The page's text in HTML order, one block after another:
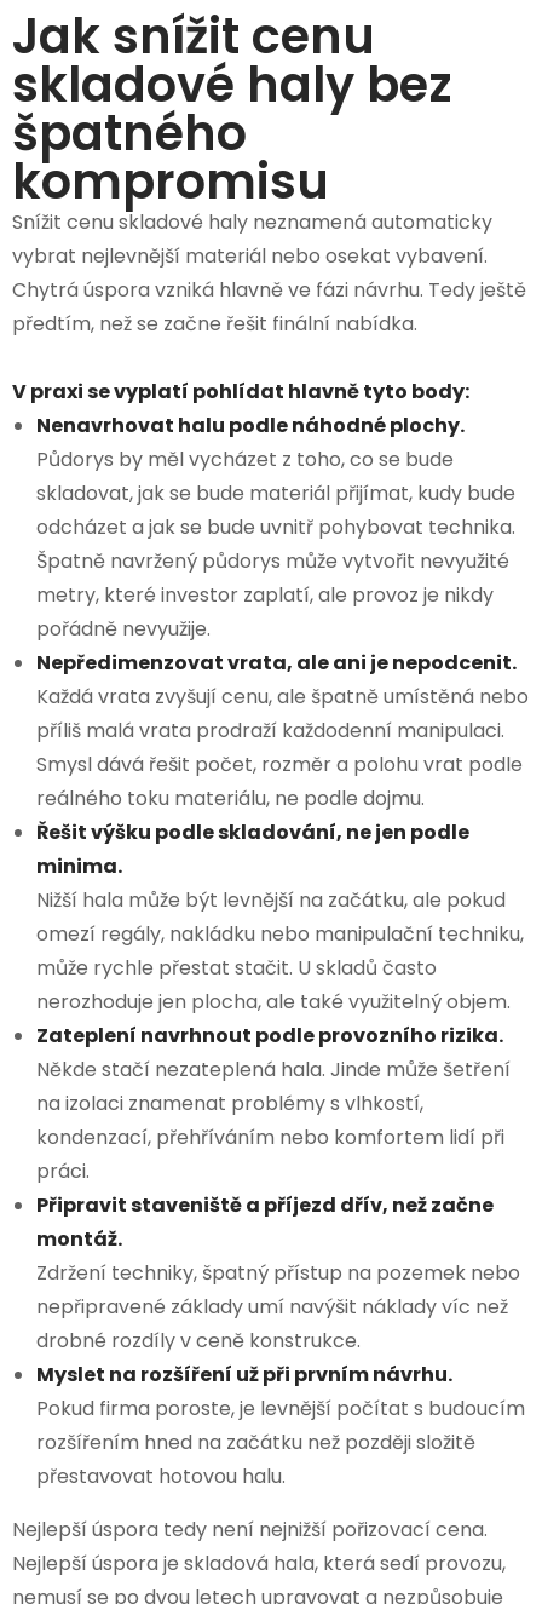
Jak snížit cenu
skladové haly bez
špatného
kompromisu
Snížit cenu skladové haly neznamená automaticky
vybrat nejlevnější materiál nebo osekat vybavení.
Chytrá úspora vzniká hlavně ve fázi návrhu. Tedy ještě
předtím, než se začne řešit finální nabídka.
V praxi se vyplatí pohlídat hlavně tyto body:
Nenavrhovat halu podle náhodné plochy.
Půdorys by měl vycházet z toho, co se bude
skladovat, jak se bude materiál přijímat, kudy bude
odcházet a jak se bude uvnitř pohybovat technika.
Špatně navržený půdorys může vytvořit nevyužité
metry, které investor zaplatí, ale provoz je nikdy
pořádně nevyužije.
Nepředimenzovat vrata, ale ani je nepodcenit.
Každá vrata zvyšují cenu, ale špatně umístěná nebo
příliš malá vrata prodraží každodenní manipulaci.
Smysl dává řešit počet, rozměr a polohu vrat podle
reálného toku materiálu, ne podle dojmu.
Řešit výšku podle skladování, ne jen podle
minima.
Nižší hala může být levnější na začátku, ale pokud
omezí regály, nakládku nebo manipulační techniku,
může rychle přestat stačit. U skladů často
nerozhoduje jen plocha, ale také využitelný objem.
Zateplení navrhnout podle provozního rizika.
Někde stačí nezateplená hala. Jinde může šetření
na izolaci znamenat problémy s vlhkostí,
kondenzací, přehříváním nebo komfortem lidí při
práci.
Připravit staveniště a příjezd dřív, než začne
montáž.
Zdržení techniky, špatný přístup na pozemek nebo
nepřipravené základy umí navýšit náklady víc než
drobné rozdíly v ceně konstrukce.
Myslet na rozšíření už při prvním návrhu.
Pokud firma poroste, je levnější počítat s budoucím
rozšířením hned na začátku než později složitě
přestavovat hotovou halu.
Nejlepší úspora tedy není nejnižší pořizovací cena.
Nejlepší úspora je skladová hala, která sedí provozu,
nemusí se po dvou letech upravovat a nezpůsobuje